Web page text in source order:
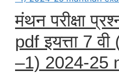
मंथन परीक्षा
pdf इयत्ता 7
–1) 2024-25